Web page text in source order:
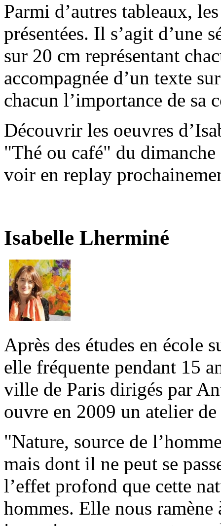
Parmi d’autres tableaux,
présentées. Il s’agit d’une
sur 20 cm représentant
accompagnée d’un texte
chacun l’importance de sa
Découvrir les oeuvres
"Thé ou café" du
voir en replay
Isabelle Lherminé
Après des études en école
elle fréquente pendant 15
ville de Paris dirigés par
ouvre en 2009 un atelier
"Nature, source de
mais dont il ne peut se
l’effet profond que cette
hommes. Elle nous ramène